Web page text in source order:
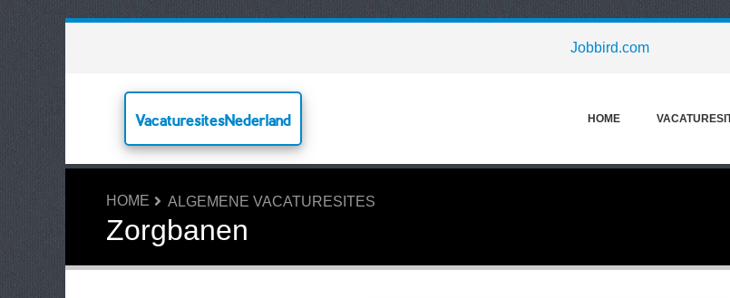
Jobbird.com
VacaturesitesNederland HOME
HOME ALGEMENE VACATURESITES
Zorgbanen